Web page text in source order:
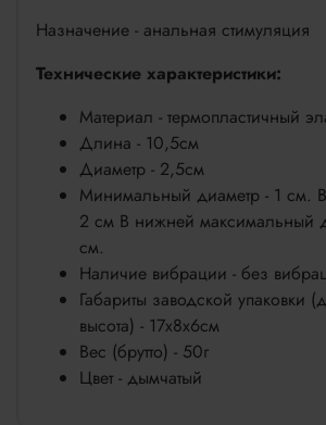
Назначение - анальная стимуляция
Технические характеристики:
Материал - термопластичный
Длина - 10,5см
Диаметр - 2,5см
Минимальный диаметр - 1 см. В
2 см В нижней максимальный
см.
Наличие вибрации - без
Габариты заводской упаковки
высота) - 17x8x6см
Вес (брутто) - 50г
Цвет - дымчатый